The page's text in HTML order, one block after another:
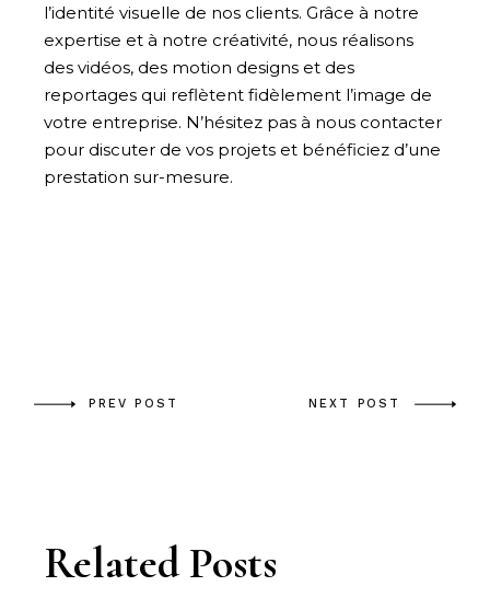
l’identité visuelle de nos clients. Grâce à notre
expertise et à notre créativité, nous réalisons
des vidéos, des motion designs et des
reportages qui reflètent fidèlement l’image de
votre entreprise. N’hésitez pas à nous contacter
pour discuter de vos projets et bénéficiez d’une
prestation sur-mesure.
PREV POST NEXT POST
Related Posts